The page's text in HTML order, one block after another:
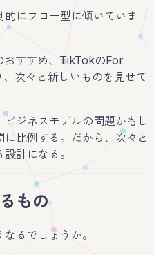
にフロー型に傾いていま
おすすめ、TikTokのFor
次々と新しいものを見せて
ジネスモデルの問題かもし
比例する。だから、次々と
計になる。
もの
るでしょうか。